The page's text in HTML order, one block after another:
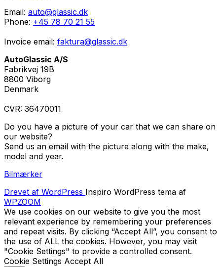
Email: auto@glassic.dk
Phone: +45 78 70 21 55
Invoice email: faktura@glassic.dk
AutoGlassic A/S
Fabrikvej 19B
8800 Viborg
Denmark
CVR: 36470011
Do you have a picture of your car that we can share on
our website?
Send us an email with the picture along with the make,
model and year.
Bilmærker
Drevet af WordPress Inspiro WordPress tema af
WPZOOM
We use cookies on our website to give you the most
relevant experience by remembering your preferences
and repeat visits. By clicking “Accept All”, you consent to
the use of ALL the cookies. However, you may visit
"Cookie Settings" to provide a controlled consent.
Cookie Settings Accept All